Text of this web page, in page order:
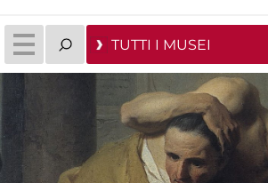
TUTTI I MUSEI